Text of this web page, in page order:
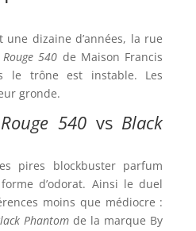
une dizaine d’années, la rue
540 de Maison Francis
le trône est instable. Les
gronde.
540vs Black
pires blockbuster parfum
d’odorat. Ainsi le duel
moins que médiocre :
Phantom de la marque By